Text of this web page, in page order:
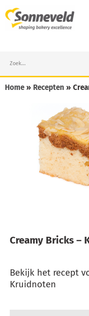
to
content
Search
Home » Recepten »
Creamy Bricks –
Bekijk het recept
Kruidnoten